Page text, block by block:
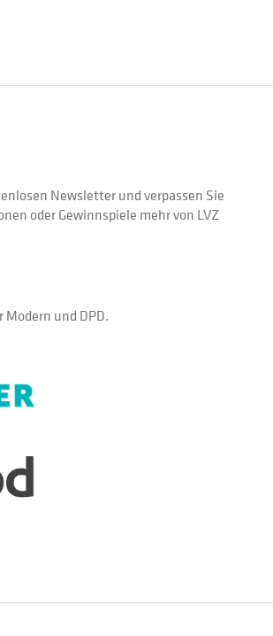
Newsletter und verpassen Sie
oder Gewinnspiele mehr von LVZ
und DPD.